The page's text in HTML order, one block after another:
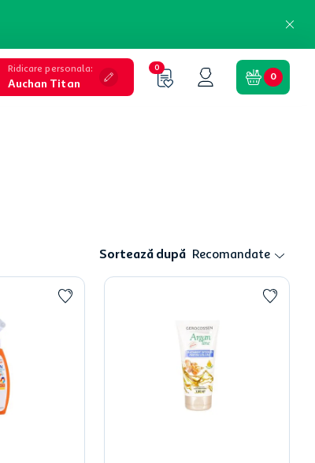
Ridicare personala:
Auchan Titan
0
0
Sortează după Recomandate